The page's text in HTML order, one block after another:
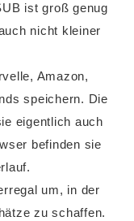
ist groß genug
nicht kleiner
Amazon,
speichern. Die
eigentlich auch
befinden sie
um, in der
zu schaffen.